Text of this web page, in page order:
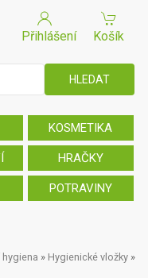
Přihlášení Košík
KOSMETIKA
HRAČKY
POTRAVINY
hygiena » Hygienické vložky »